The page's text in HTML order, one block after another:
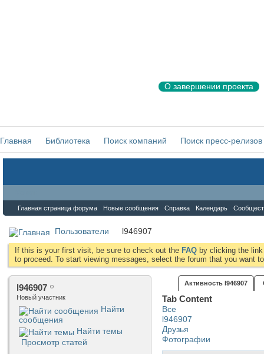
О завершении проекта
Главная Библиотека Поиск компаний Поиск пресс-релизов
Главная страница форума Новые сообщения Справка Календарь
Пользователи l946907
If this is your first visit, be sure to check out the FAQ by clicking the
to proceed. To start viewing messages, select the forum that you want
l946907
Новый участник
Найти
сообщения
Найти темы
Просмотр статей
Активность l946907
Tab Content
Все
l946907
Друзья
Фотографии